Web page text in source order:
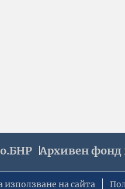
Архивен фонд
използване на сайта